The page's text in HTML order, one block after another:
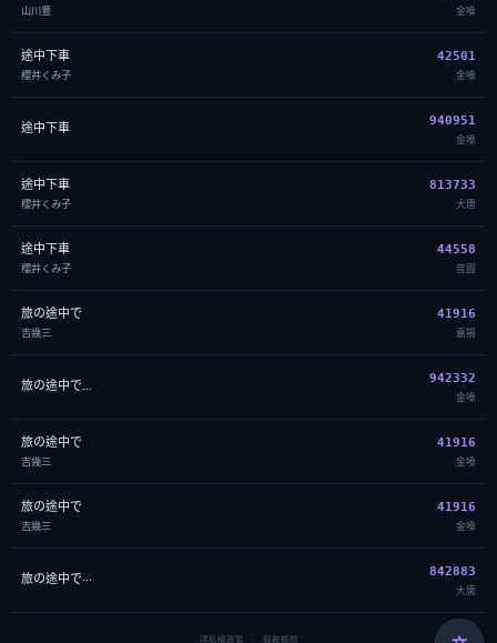
山川豊 金嗓
途中下車
櫻井くみ子
42501
金嗓
途中下車 940951
金嗓
途中下車
櫻井くみ子
813733
大唐
途中下車
櫻井くみ子
44558
音圓
旅の途中で
吉幾三
41916
嘉揚
旅の途中で… 942332
金嗓
旅の途中で
吉幾三
41916
金嗓
旅の途中で
吉幾三
41916
金嗓
旅の途中で‧‧‧ 842883
大唐
隱私權政策 · 服務條款